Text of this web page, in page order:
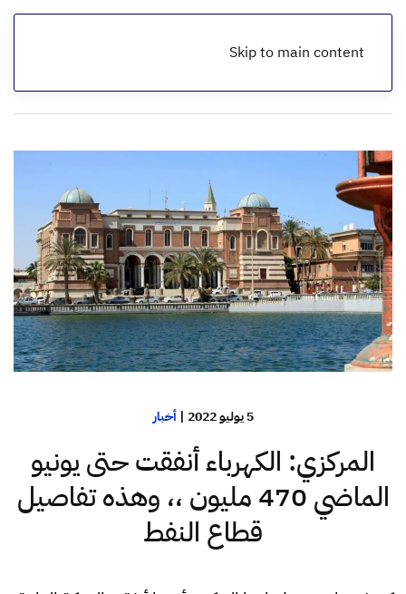
Skip to main content
الرئيسية
5 يوليو 2022 |أخبار
المركزي: الكهرباء أنفقت حتى يونيو
الماضي 470 مليون ،، وهذه تفاصيل
قطاع النفط